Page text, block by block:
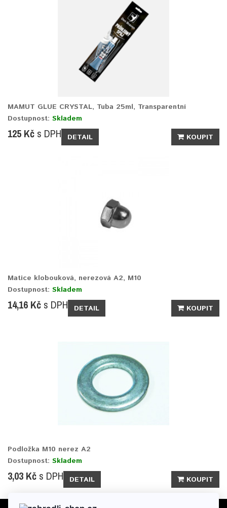
MAMUT GLUE CRYSTAL, Tuba 25ml, Transparentní
Dostupnost: Skladem
125 Kč s DPH DETAIL KOUPIT
Matice klobouková, nerezová A2, M10
Dostupnost: Skladem
14,16 Kč s DPH DETAIL KOUPIT
Podložka M10 nerez A2
Dostupnost: Skladem
3,03 Kč s DPH DETAIL KOUPIT